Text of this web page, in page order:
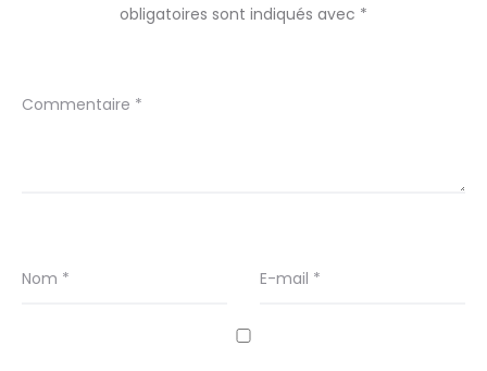
obligatoires sont indiqués avec *
Commentaire *
Nom * E-mail *